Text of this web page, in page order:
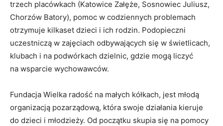
trzech placówkach (Katowice Załęże, Sosnowiec Juliusz,
Chorzów Batory), pomoc w codziennych problemach
otrzymuje kilkaset dzieci i ich rodzin. Podopieczni
uczestniczą w zajęciach odbywających się w świetlicach,
klubach i na podwórkach dzielnic, gdzie mogą liczyć
na wsparcie wychowawców.
Fundacja Wielka radość na małych kółkach, jest młodą
organizacją pozarządową, która swoje działania kieruje
do dzieci i młodzieży. Od początku skupia się na pomocy